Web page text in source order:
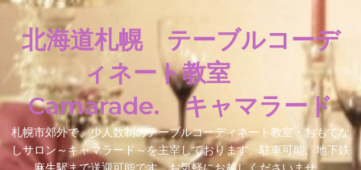
北海道札幌 テーブルコーデ
ィネート教室
Camarade. キャマラード
札幌市郊外で、少人数制のテーブルコーディネート教室・おもてな
しサロン～キャマラード～を主宰しております。駐車可能、地下鉄